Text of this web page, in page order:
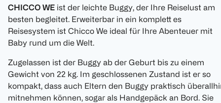
CHICCO WE ist der leichte Buggy, der Ihre Reiselust am
besten begleitet. Erweiterbar in ein komplett es
Reisesystem ist Chicco We ideal für Ihre Abenteuer mit
Baby rund um die Welt.
Zugelassen ist der Buggy ab der Geburt bis zu einem
Gewicht von 22 kg. Im geschlossenen Zustand ist er so
kompakt, dass auch Eltern den Buggy praktisch
mitnehmen können, sogar als Handgepäck an Bord. Sie